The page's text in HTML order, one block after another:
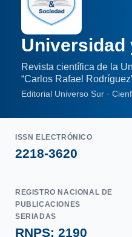
Universidad
Revista científica de la
“Carlos Rafael
Editorial Universo Sur ·
ISSN ELECTRÓNICO
2218-3620
REGISTRO NACIONAL DE
PUBLICACIONES
SERIADAS
RNPS: 2190